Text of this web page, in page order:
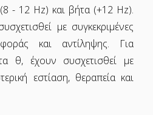
- 12 Hz) και βήτα (+12 Hz).
με συγκεκριμένες
και αντίληψης. Για
θ, έχουν συσχετισθεί με
εστίαση, θεραπεία και